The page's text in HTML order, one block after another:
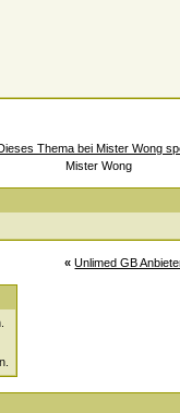
Mister Wong
« Unlimed GB